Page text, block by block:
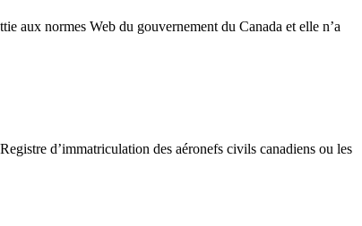
aux normes Web du gouvernement du Canada et elle n’a
d’immatriculation des aéronefs civils canadiens ou les